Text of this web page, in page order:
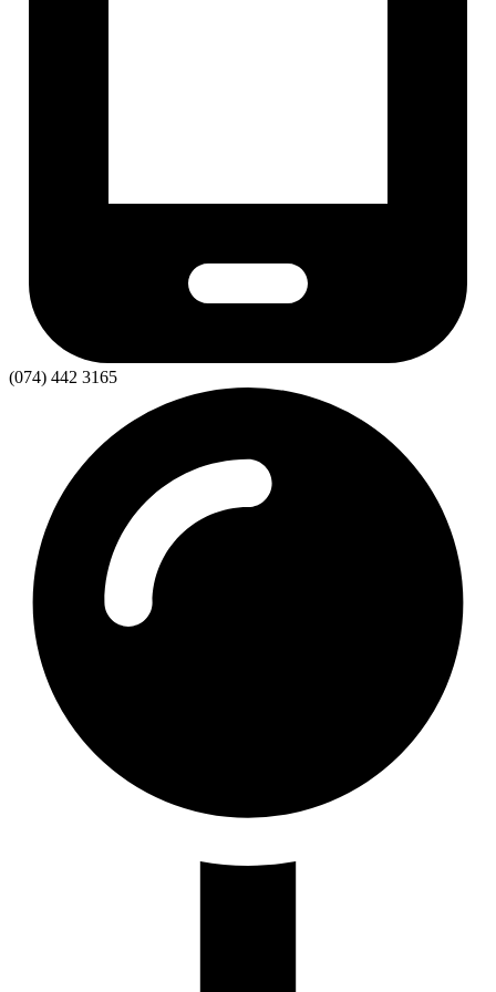
(074) 442 3165